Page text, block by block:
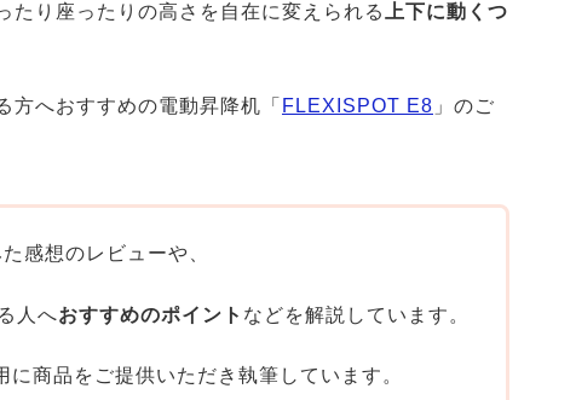
たり座ったりの高さを自在に変えられる
上下に動くつ
方へおすすめの電動昇降机「 FLEXISPOT E8 」のご
感想のレビューや、
人へおすすめのポイント などを解説しています。
に商品をご提供いただき執筆しています。